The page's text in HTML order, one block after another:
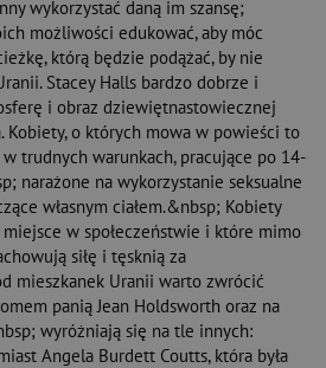
wykorzystać daną im szansę;
możliwości edukować, aby móc
którą będzie podążać, by nie
Stacey Halls bardzo dobrze i
i obraz dziewiętnastowiecznej
Kobiety, o których mowa w powieści to
trudnych warunkach, pracujące po 14-
narażone na wykorzystanie seksualne
własnym ciałem.&nbsp; Kobiety
w społeczeństwie i które mimo
siłę i tęsknią za
mieszkanek Uranii warto zwrócić
panią Jean Holdsworth oraz na
wyróżniają się na tle innych:
Angela Burdett Coutts, która była